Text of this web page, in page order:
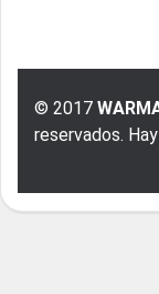
© 2017
reservados.